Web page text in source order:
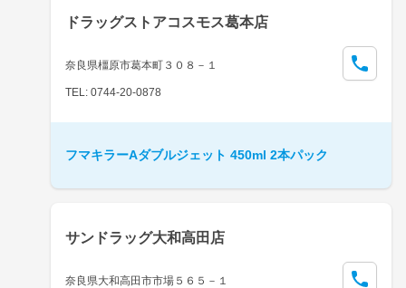
ドラッグストアコスモス葛本店
奈良県橿原市葛本町３０８－１
TEL: 0744-20-0878
フマキラーAダブルジェット 450ml 2本パック
サンドラッグ大和高田店
奈良県大和高田市市場５６５－１